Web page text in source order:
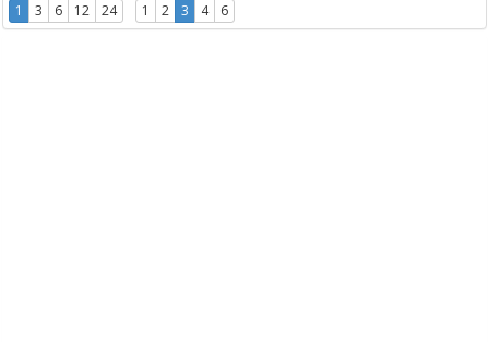
1 3 6 12 24 1 2 3 4 6